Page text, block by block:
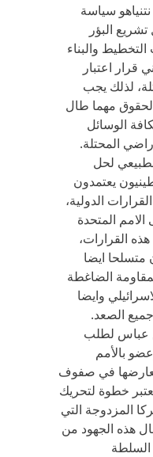
نتنياهو سياسة
البؤر
والبناء
قرار اعتبار
لذلك يجب
مهما طال
الوسائل
المحتلة.
لحل
يعتمدون
الدولية،
المتحدة
القرارات،
ايضا
الضاغطة
وايضا
الصعد.
عباس لطلب
بالأمم
يعارضها في صفوف
خطوة لتحريك
المزدوجة التي
هذه الجهود من